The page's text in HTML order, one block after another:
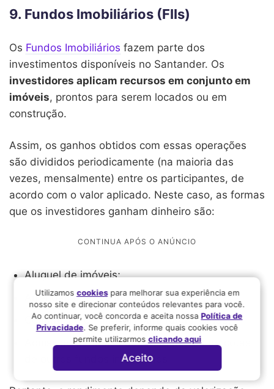
9. Fundos Imobiliários (FIIs)
Os Fundos Imobiliários fazem parte dos
investimentos disponíveis no Santander. Os
investidores aplicam recursos em conjunto em
imóveis, prontos para serem locados ou em
construção.
Assim, os ganhos obtidos com essas operações
são divididos periodicamente (na maioria das
vezes, mensalmente) entre os participantes, de
acordo com o valor aplicado. Neste caso, as formas
que os investidores ganham dinheiro são:
Aluguel de imóveis;
Arrendamento de imóveis;
Construção de imóveis para futura venda;
Aquisição de títulos de renda fixa ou de cotas
de outros fundos imobiliários.
Utilizamos cookiespara melhorar sua experiência em
nosso site e direcionar conteúdos relevantes para você.
Ao continuar, você concorda e aceita nossaPolítica de
Privacidade. Se preferir, informe quais cookies você
permite utilizarmos clicando aqui
Aceito